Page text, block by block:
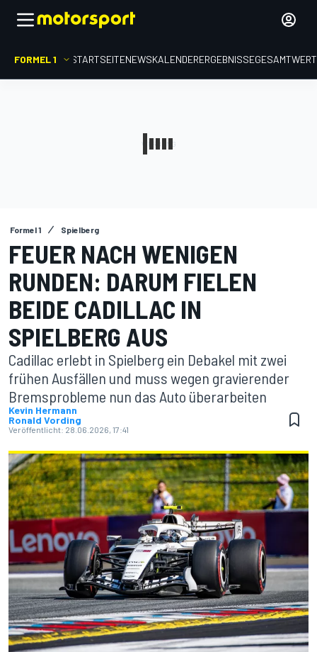
FORMEL 1 STARTSEITENEWSKALENDERERGEBNISSE
Formel 1 Spielberg
FEUER NACH WENIGEN
RUNDEN: DARUM FIELEN
BEIDE CADILLAC IN
SPIELBERG AUS
Cadillac erlebt in Spielberg ein Debakel mit zwei
frühen Ausfällen und muss wegen gravierender
Bremsprobleme nun das Auto überarbeiten
Kevin Hermann
Ronald Vording
Veröffentlicht: 28.06.2026, 17:41